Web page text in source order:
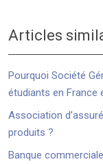
Articles
Pourquoi Société
étudiants en France
Association
produits ?
Banque